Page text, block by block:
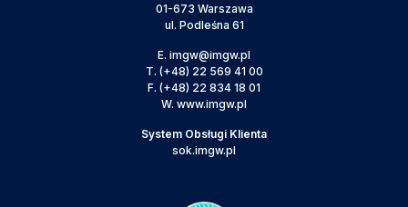
01-673 Warszawa
ul. Podleśna 61
E. imgw@imgw.pl
T. (+48) 22 569 41 00
F. (+48) 22 834 18 01
W. www.imgw.pl
System Obsługi Klienta
sok.imgw.pl